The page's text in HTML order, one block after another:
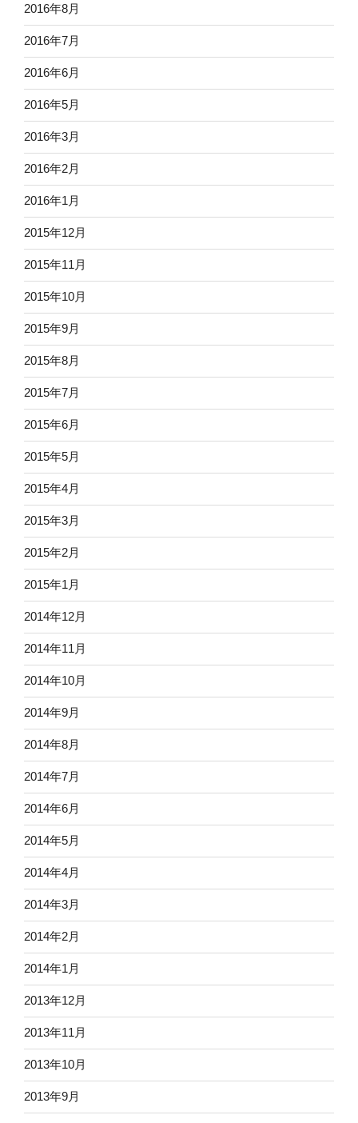
2016年8月
2016年7月
2016年6月
2016年5月
2016年3月
2016年2月
2016年1月
2015年12月
2015年11月
2015年10月
2015年9月
2015年8月
2015年7月
2015年6月
2015年5月
2015年4月
2015年3月
2015年2月
2015年1月
2014年12月
2014年11月
2014年10月
2014年9月
2014年8月
2014年7月
2014年6月
2014年5月
2014年4月
2014年3月
2014年2月
2014年1月
2013年12月
2013年11月
2013年10月
2013年9月